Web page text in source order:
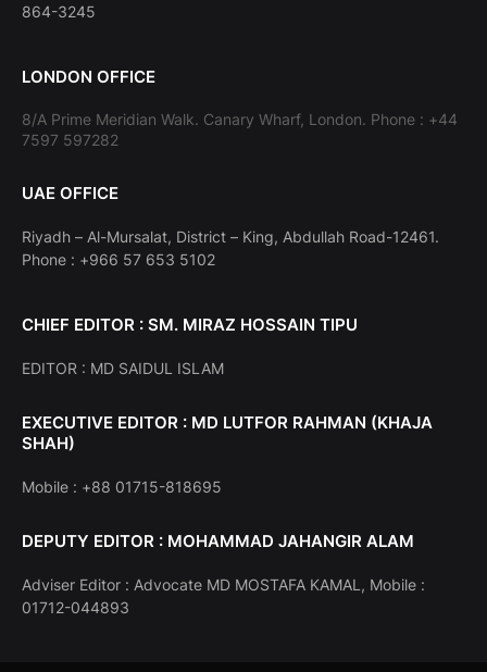
864-3245
LONDON OFFICE
8/A Prime Meridian Walk. Canary Wharf, London. Phone : +44
7597 597282
UAE OFFICE
Riyadh – Al-Mursalat, District – King, Abdullah Road-12461.
Phone : +966 57 653 5102
CHIEF EDITOR : SM. MIRAZ HOSSAIN TIPU
EDITOR : MD SAIDUL ISLAM
EXECUTIVE EDITOR : MD LUTFOR RAHMAN (KHAJA
SHAH)
Mobile : +88 01715-818695
DEPUTY EDITOR : MOHAMMAD JAHANGIR ALAM
Adviser Editor : Advocate MD MOSTAFA KAMAL, Mobile :
01712-044893